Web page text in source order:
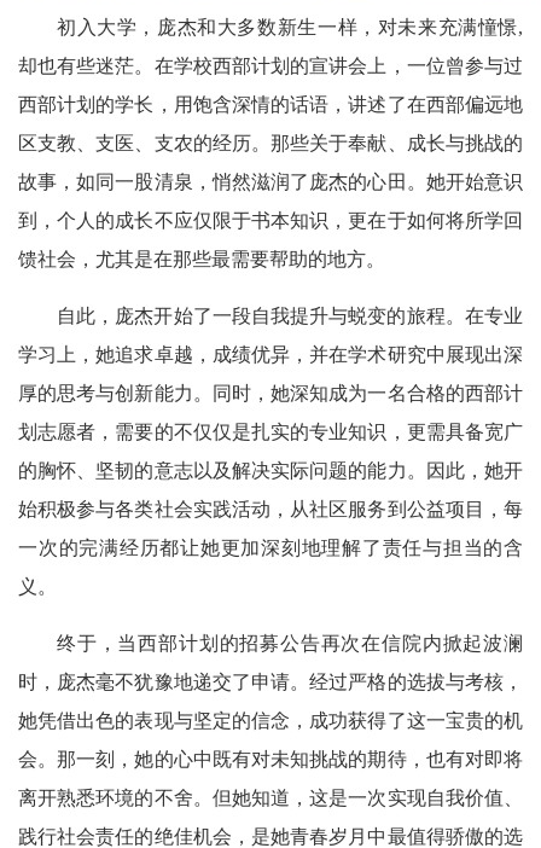
初入大学，庞杰和大多数新生一样，对未来充满憧憬,
却也有些迷茫。在学校西部计划的宣讲会上，一位曾参与过
西部计划的学长，用饱含深情的话语，讲述了在西部偏远地
区支教、支医、支农的经历。那些关于奉献、成长与挑战的
故事，如同一股清泉，悄然滋润了庞杰的心田。她开始意识
到，个人的成长不应仅限于书本知识，更在于如何将所学回
馈社会，尤其是在那些最需要帮助的地方。
自此，庞杰开始了一段自我提升与蜕变的旅程。在专业
学习上，她追求卓越，成绩优异，并在学术研究中展现出深
厚的思考与创新能力。同时，她深知成为一名合格的西部计
划志愿者，需要的不仅仅是扎实的专业知识，更需具备宽广
的胸怀、坚韧的意志以及解决实际问题的能力。因此，她开
始积极参与各类社会实践活动，从社区服务到公益项目，每
一次的完满经历都让她更加深刻地理解了责任与担当的含
义。
终于，当西部计划的招募公告再次在信院内掀起波澜
时，庞杰毫不犹豫地递交了申请。经过严格的选拔与考核，
她凭借出色的表现与坚定的信念，成功获得了这一宝贵的机
会。那一刻，她的心中既有对未知挑战的期待，也有对即将
离开熟悉环境的不舍。但她知道，这是一次实现自我价值、
践行社会责任的绝佳机会，是她青春岁月中最值得骄傲的选